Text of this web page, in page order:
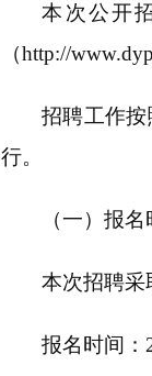
本次公开
（http://
招聘工作
行。
（一）报
本次招聘采
报名时间：